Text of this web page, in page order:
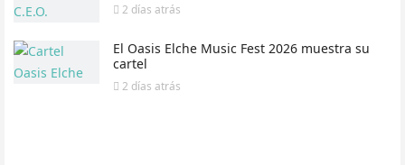
2 días atrás
El Oasis Elche Music Fest 2026 muestra su
cartel
2 días atrás